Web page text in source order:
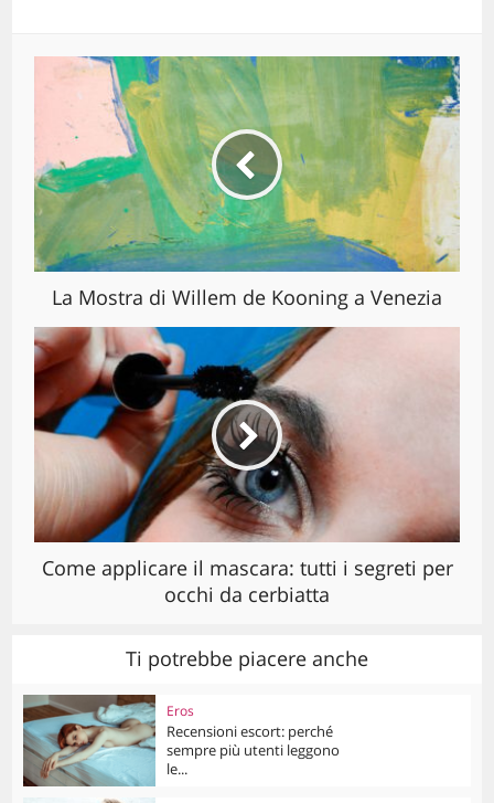
La Mostra di Willem de Kooning a Venezia
Come applicare il mascara: tutti i segreti per
occhi da cerbiatta
Ti potrebbe piacere anche
Eros
Recensioni escort: perché
sempre più utenti leggono
le...